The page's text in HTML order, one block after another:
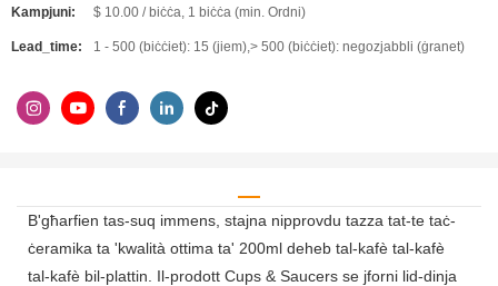
Kampjuni: $ 10.00 / biċċa, 1 biċċa (min. Ordni)
Lead_time: 1 - 500 (biċċiet): 15 (jiem),> 500 (biċċiet): negozjabbli (ġranet)
B'għarfien tas-suq immens, stajna nipprovdu tazza tat-te taċ-
ċeramika ta 'kwalità ottima ta' 200ml deheb tal-kafè tal-kafè
tal-kafè bil-plattin. Il-prodott Cups & Saucers se jforni lid-dinja